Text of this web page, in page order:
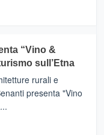
“Vino &
sull’Etna
rurali e
presenta "Vino